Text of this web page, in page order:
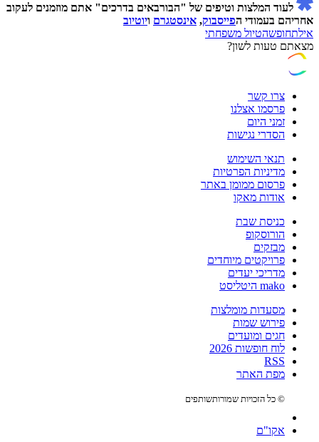
לעוד המלצות וטיפים של "הבורבאים בדרכים" אתם מוזמנים לעקוב
אחריהם בעמודי הפייסבוק, אינסטגרם ויוטיוב
אילתחופשהטיול משפחתי
מצאתם טעות לשון?
צרו קשר
פרסמו אצלנו
זמני היום
הסדרי נגישות
תנאי השימוש
מדיניות הפרטיות
פרסום ממומן באתר
אודות מאקו
כניסת שבת
הורוסקופ
מבזקים
פרויקטים מיוחדים
מדריכי יעדים
mako היטליסט
מסעדות מומלצות
פירוש שמות
חגים ומועדים
לוח חופשות 2026
RSS
מפת האתר
© כל הזכויות שמורותשותפים
אקו"ם